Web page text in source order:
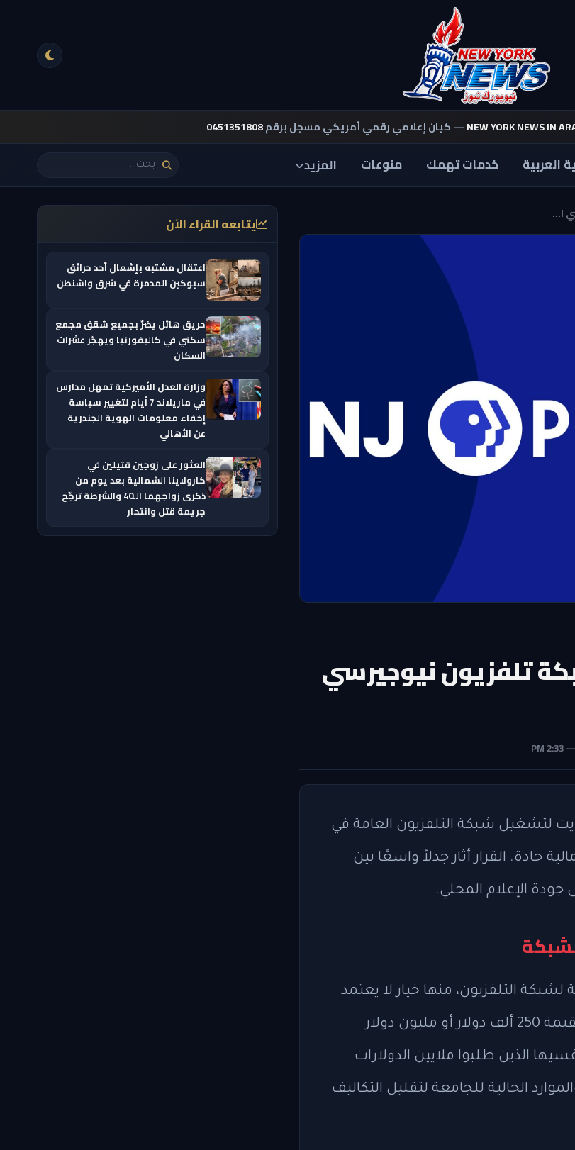
NEW YORK NEWS IN— كيان إعلامي رقمي أمريكي مسجل برقم0451351808
العربية خدمات تهمك منوعات المزيد
ا...
تلفزيون نيوجيرسي
لتشغيل شبكة التلفزيون العامة في
حادة. القرار أثار جدلاً واسعًا بين
الإعلام المحلي.
التلفزيون، منها خيار لا يعتمد
على تمويل حكومي، وخياران يطلبان تمويلًا حكوميًا بقيمة 250 ألف دولار أو مليون دولار
الذين طلبوا ملايين الدولارات
الحالية للجامعة لتقليل التكاليف
يتابعه القراء الآن
اعتقال مشتبه بإشعال أحد حرائق
سبوكين المدمرة في شرق واشنطن
حريق هائل يضرّ بجميع شقق مجمع
سكني في كاليفورنيا ويهجّر عشرات
السكان
وزارة العدل الأميركية تمهل مدارس
في ماريلاند 7 أيام لتغيير سياسة
إخفاء معلومات الهوية الجندرية
عن الأهالي
العثور على زوجين قتيلين في
كارولاينا الشمالية بعد يوم من
ذكرى زواجهما الـ40 والشرطة ترجّح
جريمة قتل وانتحار